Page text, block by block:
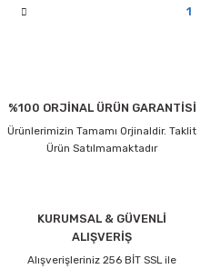
1
%100 ORJİNAL ÜRÜN GARANTİSİ
Ürünlerimizin Tamamı Orjinaldir. Taklit
Ürün Satılmamaktadır
KURUMSAL & GÜVENLİ
ALIŞVERİŞ
Alışverişleriniz 256 BİT SSL ile